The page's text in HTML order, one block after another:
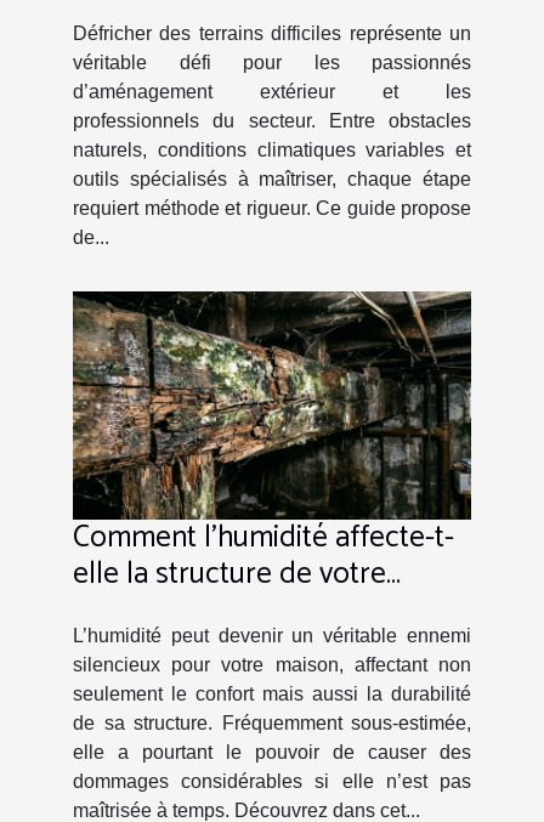
Défricher des terrains difficiles représente un
véritable défi pour les passionnés
d’aménagement extérieur et les
professionnels du secteur. Entre obstacles
naturels, conditions climatiques variables et
outils spécialisés à maîtriser, chaque étape
requiert méthode et rigueur. Ce guide propose
de...
Comment l'humidité affecte-t-
elle la structure de votre
L’humidité peut devenir un véritable ennemi
silencieux pour votre maison, affectant non
seulement le confort mais aussi la durabilité
de sa structure. Fréquemment sous-estimée,
elle a pourtant le pouvoir de causer des
dommages considérables si elle n’est pas
maîtrisée à temps. Découvrez dans cet...